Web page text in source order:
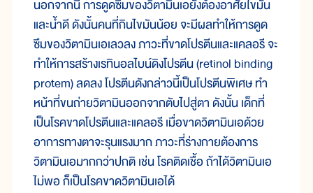
นอกจากนี้ การดูดซึมของวิตามินเอยังต้องอาศัยไขมัน
และน้ำดี ดังนั้นคนที่กินไขมันน้อย จะมีผลทำให้การดูด
ซึมของวิตามินเอเลวลง ภาวะที่ขาดโปรตีนและแคลอรี จะ
ทำให้การสร้างเรทินอลไบน์ดิงโปรตีน (retinol binding
protem) ลดลง โปรตีนดังกล่าวนี้เป็นโปรตีนพิเศษ ทำ
หน้าที่ขนถ่ายวิตามินออกจากตับไปสู่ตา ดังนั้น เด็กที่
เป็นโรคขาดโปรตีนและแคลอรี เมื่อขาดวิตามินเอด้วย
อาการทางตาจะรุนแรงมาก ภาวะที่ร่างกายต้องการ
วิตามินเอมากกว่าปกติ เช่น โรคติดเชื้อ ถ้าได้วิตามินเอ
ไม่พอ ก็เป็นโรคขาดวิตามินเอได้